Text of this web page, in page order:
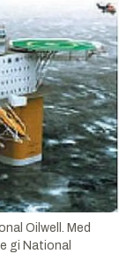
Oilwell. Med
gi National